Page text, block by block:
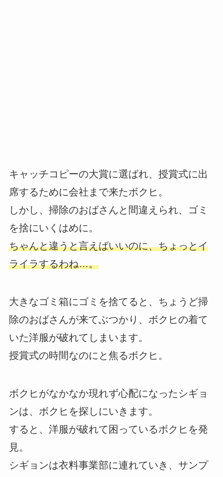
キャッチコピーの大賞に選ばれ、授賞式に出
席するために会社まで来たボクヒ。
しかし、掃除のおばさんと間違えられ、ゴミ
を捨にいくはめに。
ちゃんと違うと言えばいいのに、ちょっとイ
ライラするわね…。
大きなゴミ箱にゴミを捨てると、ちょうど掃
除のおばさんが来てぶつかり、ボクヒの着て
いた洋服が破れてしまいます。
授賞式の時間なのにと焦るボクヒ。
ボクヒがなかなか現れず心配になったシギョ
ンは、ボクヒを探しにいきます。
すると、洋服が破れて困っているボクヒを発
見。
シギョンは衣料事業部に連れていき、サンプ